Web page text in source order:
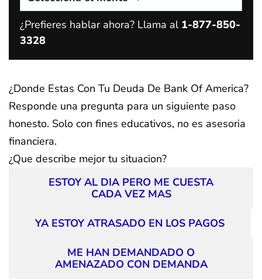
¿Prefieres hablar ahora? Llama al 1-877-850-
3328
¿Donde Estas Con Tu Deuda De Bank Of America?
Responde una pregunta para un siguiente paso
honesto. Solo con fines educativos, no es asesoria
financiera.
¿Que describe mejor tu situacion?
ESTOY AL DIA PERO ME CUESTA
CADA VEZ MAS
YA ESTOY ATRASADO EN LOS PAGOS
ME HAN DEMANDADO O
AMENAZADO CON DEMANDA